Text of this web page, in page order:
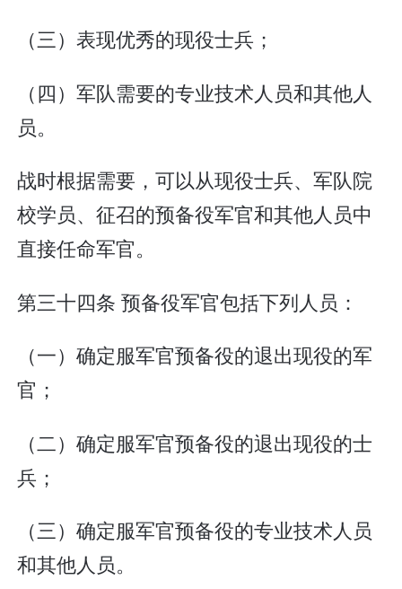
（三）表现优秀的现役士兵；
（四）军队需要的专业技术人员和其他人
员。
战时根据需要，可以从现役士兵、军队院
校学员、征召的预备役军官和其他人员中
直接任命军官。
第三十四条 预备役军官包括下列人员：
（一）确定服军官预备役的退出现役的军
官；
（二）确定服军官预备役的退出现役的士
兵；
（三）确定服军官预备役的专业技术人员
和其他人员。